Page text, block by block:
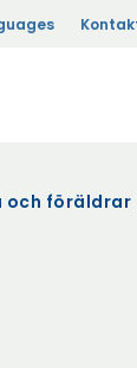
och föräldrar